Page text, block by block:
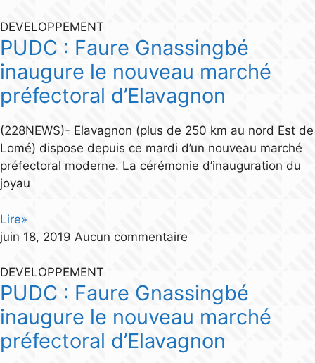
DEVELOPPEMENT
PUDC : Faure Gnassingbé
inaugure le nouveau marché
préfectoral d’Elavagnon
(228NEWS)- Elavagnon (plus de 250 km au nord Est de
Lomé) dispose depuis ce mardi d’un nouveau marché
préfectoral moderne. La cérémonie d’inauguration du
joyau
Lire»
juin 18, 2019 Aucun commentaire
DEVELOPPEMENT
PUDC : Faure Gnassingbé
inaugure le nouveau marché
préfectoral d’Elavagnon